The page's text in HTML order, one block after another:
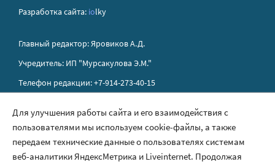
Разработка сайта: iolky
Главный редактор: Яровиков А.Д.
Учредитель: ИП "Мурсакулова Э.М."
Телефон редакции: +7-914-273-40-15
Правила сайта
Политика обработки персональных данных
Для улучшения работы сайта и его взаимодействия с
пользователями мы используем cookie-файлы, а также
передаем технические данные о пользователях системам
веб-аналитики ЯндексМетрика и Liveinternet. Продолжая